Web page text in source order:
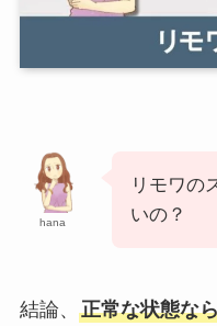
hana
リモワの
いの？
結論、 正常な状態な